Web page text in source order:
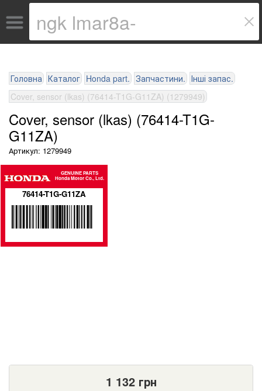
Головна Каталог Honda part. Запчастини. Інші запас.
Cover, sensor (lkas) (76414-T1G-G11ZA) (1279949)
Cover, sensor (lkas) (76414-T1G-
G11ZA)
Артикул: 1279949
GENUINE PARTS
Honda Motor Co., Ltd.
76414-T1G-G11ZA
1 132грн